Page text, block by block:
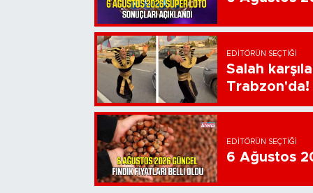
EDITÖRÜN SEÇTIĞI
Salah
Trabzon'da!
EDITÖRÜN SEÇTIĞI
6 Ağustos